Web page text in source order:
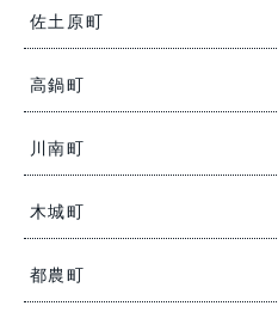
佐土原町
高鍋町
川南町
木城町
都農町